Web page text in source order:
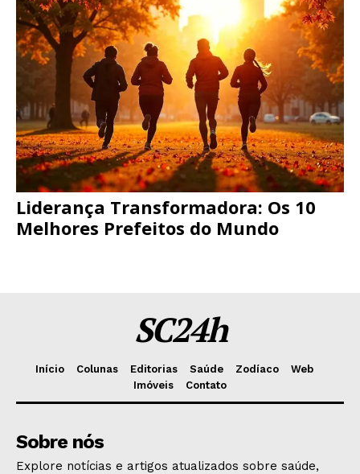
Liderança Transformadora: Os 10
Melhores Prefeitos do Mundo
SC24h
Início Colunas Editorias Saúde Zodíaco
Web
Imóveis
Contato
Sobre nós
Explore notícias e artigos atualizados sobre saúde,